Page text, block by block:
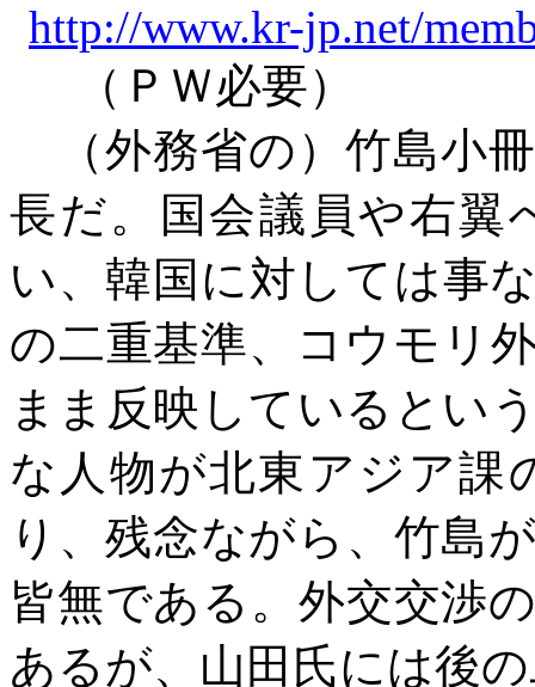
http://www.kr-jp.net/
（ＰＷ必要）
（外務省の）竹島小
長だ。国会議員や右翼
い、韓国に対しては事
の二重基準、コウモリ
まま反映しているとい
な人物が北東アジア課
り、残念ながら、竹島
皆無である。外交交渉
あるが、山田氏には後